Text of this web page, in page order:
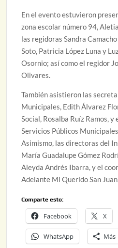
En el evento estuvieron
zona escolar número 94,
las regidoras Sandra
Soto, Patricia López Luna y
Osornio; así como el regidor
Olivares.
También asistieron las
Municipales, Edith Álvarez
Social, Rosalba Ruíz Ramos,
Servicios Públicos
Asimismo, las directoras del
María Guadalupe Gómez
Aleyda Andrés Ibarra, y el
Adelante Mi Querido San
Comparte esto:
Facebook X
WhatsApp Más